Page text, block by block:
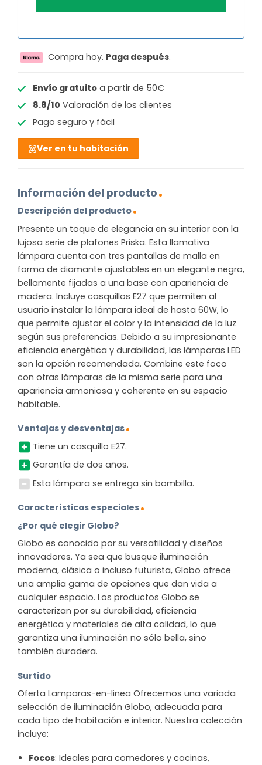
Compra hoy. Paga después.
Envío gratuitoa partir de 50€
8.8/10 Valoración de los clientes
Pago seguro y fácil
Ver en tu habitación
Información del producto
Descripción del producto
Presente un toque de elegancia en su interior con la
lujosa serie de plafones Priska. Esta llamativa
lámpara cuenta con tres pantallas de malla en
forma de diamante ajustables en un elegante negro,
bellamente fijadas a una base con apariencia de
madera. Incluye casquillos E27 que permiten al
usuario instalar la lámpara ideal de hasta 60W, lo
que permite ajustar el color y la intensidad de la luz
según sus preferencias. Debido a su impresionante
eficiencia energética y durabilidad, las lámparas LED
son la opción recomendada. Combine este foco
con otras lámparas de la misma serie para una
apariencia armoniosa y coherente en su espacio
habitable.
Ventajas y desventajas
Tiene un casquillo E27.
Garantía de dos años.
Esta lámpara se entrega sin bombilla.
Características especiales
¿Por qué elegir Globo?
Globo es conocido por su versatilidad y diseños
innovadores. Ya sea que busque iluminación
moderna, clásica o incluso futurista, Globo ofrece
una amplia gama de opciones que dan vida a
cualquier espacio. Los productos Globo se
caracterizan por su durabilidad, eficiencia
energética y materiales de alta calidad, lo que
garantiza una iluminación no sólo bella, sino
también duradera.
Surtido
Oferta Lamparas-en-linea Ofrecemos una variada
selección de iluminación Globo, adecuada para
cada tipo de habitación e interior. Nuestra colección
incluye:
Focos: Ideales para comedores y cocinas,